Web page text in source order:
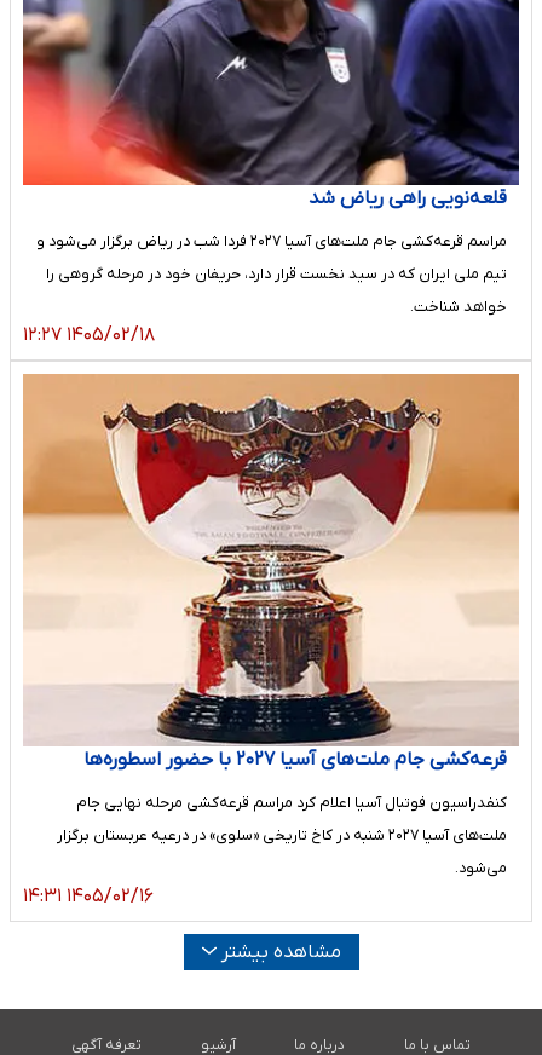
قلعه‌نویی راهی ریاض شد
مراسم قرعه‌کشی جام ملت‌های آسیا ۲۰۲۷ فردا شب در ریاض برگزار می‌شود و
تیم ملی ایران که در سید نخست قرار دارد، حریفان خود در مرحله گروهی را
خواهد شناخت.
۱۴۰۵/۰۲/۱۸ ۱۲:۲۷
قرعه‌کشی جام ملت‌های آسیا ۲۰۲۷ با حضور اسطوره‌ها
کنفدراسیون فوتبال آسیا اعلام کرد مراسم قرعه‌کشی مرحله نهایی جام
ملت‌های آسیا ۲۰۲۷ شنبه در کاخ تاریخی «سلوى» در درعیه عربستان برگزار
می‌شود.
۱۴۰۵/۰۲/۱۶ ۱۴:۳۱
مشاهده بیشتر
تماس با ما درباره ما آرشیو
تعرفه آگهی